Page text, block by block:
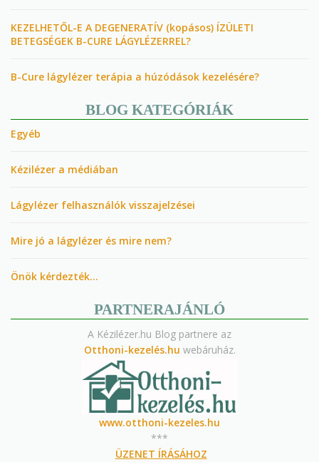
KEZELHETŐL-E A DEGENERATÍV (kopásos) ÍZÜLETI
BETEGSÉGEK B-CURE LÁGYLÉZERREL?
B-Cure lágylézer terápia a húzódások kezelésére?
BLOG KATEGÓRIÁK
Egyéb
Kézilézer a médiában
Lágylézer felhasználók visszajelzései
Mire jó a lágylézer és mire nem?
Önök kérdezték…
PARTNERAJÁNLÓ
A Kézilézer.hu Blog partnere az
Otthoni-kezelés.hu webáruház.
www.otthoni-kezeles.hu
***
ÜZENET ÍRÁSÁHOZ